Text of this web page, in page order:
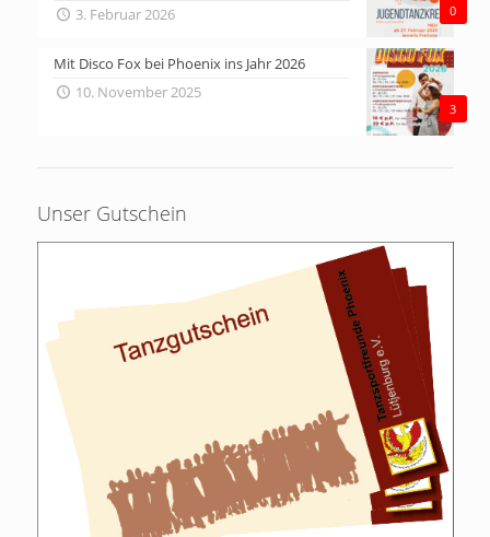
0
3. Februar 2026
3
Mit Disco Fox bei Phoenix ins Jahr 2026
10. November 2025
Unser Gutschein